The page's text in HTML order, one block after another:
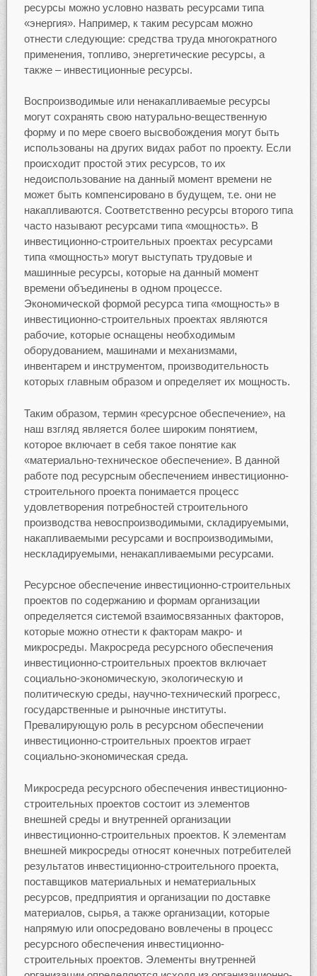
ресурсы можно условно назвать ресурсами типа
«энергия». Например, к таким ресурсам можно
отнести следующие: средства труда многократного
применения, топливо, энергетические ресурсы, а
также – инвестиционные ресурсы.
Воспроизводимые или ненакапливаемые ресурсы
могут сохранять свою натурально-вещественную
форму и по мере своего высвобождения могут быть
использованы на других видах работ по проекту. Если
происходит простой этих ресурсов, то их
недоиспользование на данный момент времени не
может быть компенсировано в будущем, т.е. они не
накапливаются. Соответственно ресурсы второго типа
часто называют ресурсами типа «мощность». В
инвестиционно-строительных проектах ресурсами
типа «мощность» могут выступать трудовые и
машинные ресурсы, которые на данный момент
времени объединены в одном процессе.
Экономической формой ресурса типа «мощность» в
инвестиционно-строительных проектах являются
рабочие, которые оснащены необходимым
оборудованием, машинами и механизмами,
инвентарем и инструментом, производительность
которых главным образом и определяет их мощность.
Таким образом, термин «ресурсное обеспечение», на
наш взгляд является более широким понятием,
которое включает в себя такое понятие как
«материально-техническое обеспечение». В данной
работе под ресурсным обеспечением инвестиционно-
строительного проекта понимается процесс
удовлетворения потребностей строительного
производства невоспроизводимыми, складируемыми,
накапливаемыми ресурсами и воспроизводимыми,
нескладируемыми, ненакапливаемыми ресурсами.
Ресурсное обеспечение инвестиционно-строительных
проектов по содержанию и формам организации
определяется системой взаимосвязанных факторов,
которые можно отнести к факторам макро- и
микросреды. Макросреда ресурсного обеспечения
инвестиционно-строительных проектов включает
социально-экономическую, экологическую и
политическую среды, научно-технический прогресс,
государственные и рыночные институты.
Превалирующую роль в ресурсном обеспечении
инвестиционно-строительных проектов играет
социально-экономическая среда.
Микросреда ресурсного обеспечения инвестиционно-
строительных проектов состоит из элементов
внешней среды и внутренней организации
инвестиционно-строительных проектов. К элементам
внешней микросреды относят конечных потребителей
результатов инвестиционно-строительного проекта,
поставщиков материальных и нематериальных
ресурсов, предприятия и организации по доставке
материалов, сырья, а также организации, которые
напрямую или опосредовано вовлечены в процесс
ресурсного обеспечения инвестиционно-
строительных проектов. Элементы внутренней